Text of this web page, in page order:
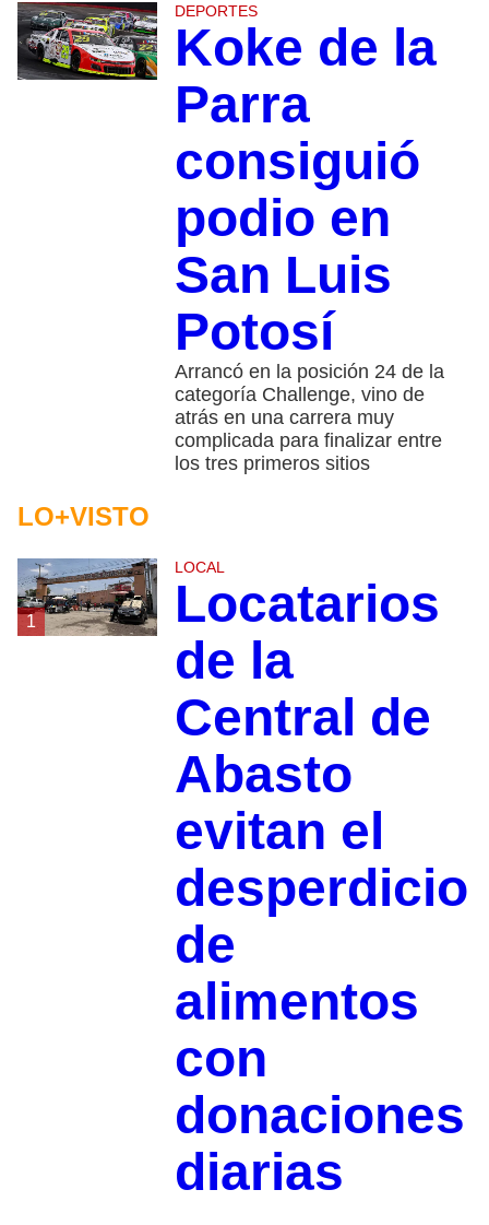
DEPORTES
Koke de la
Parra
consiguió
podio en
San Luis
Potosí
Arrancó en la posición 24 de la
categoría Challenge, vino de
atrás en una carrera muy
complicada para finalizar entre
los tres primeros sitios
LO+VISTO
1
LOCAL
Locatarios
de la
Central de
Abasto
evitan el
desperdicio
de
alimentos
con
donaciones
diarias